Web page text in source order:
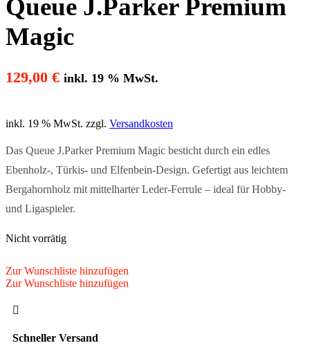
Queue J.Parker Premium
Magic
129,00 € inkl. 19 % MwSt.
inkl. 19 % MwSt. zzgl. Versandkosten
Das Queue J.Parker Premium Magic besticht durch ein edles
Ebenholz-, Türkis- und Elfenbein-Design. Gefertigt aus leichtem
Bergahornholz mit mittelharter Leder-Ferrule – ideal für Hobby-
und Ligaspieler.
Nicht vorrätig
Zur Wunschliste hinzufügen
Zur Wunschliste hinzufügen

Schneller Versand